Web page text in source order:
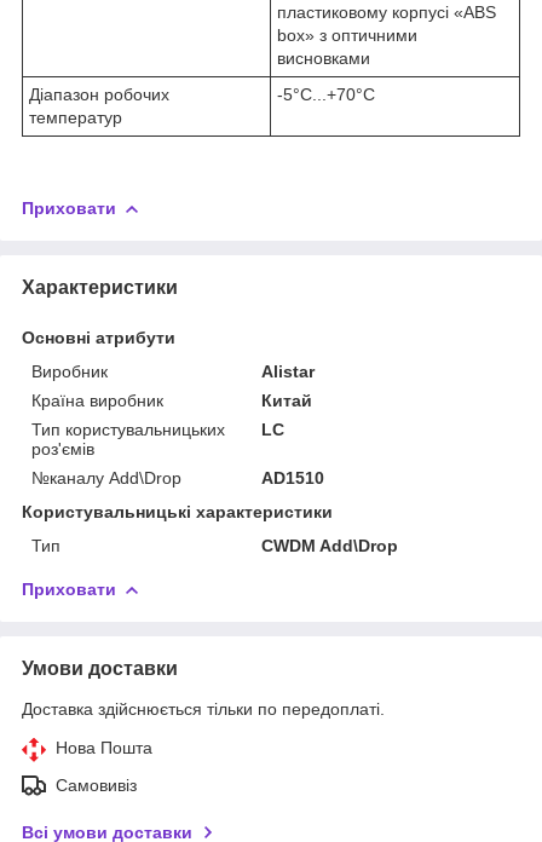
пластиковому корпусі «ABS
box» з оптичними
висновками
Діапазон робочих
температур
-5°C...+70°C
Приховати
Характеристики
Основні атрибути
Виробник
Alistar
Країна виробник
Китай
Тип користувальницьких
роз'ємів
LC
№каналу Add\Drop
AD1510
Користувальницькі характеристики
Тип
CWDM Add\Drop
Приховати
Умови доставки
Доставка здійснюється тільки по передоплаті.
Нова Пошта
Самовивіз
Всі умови доставки